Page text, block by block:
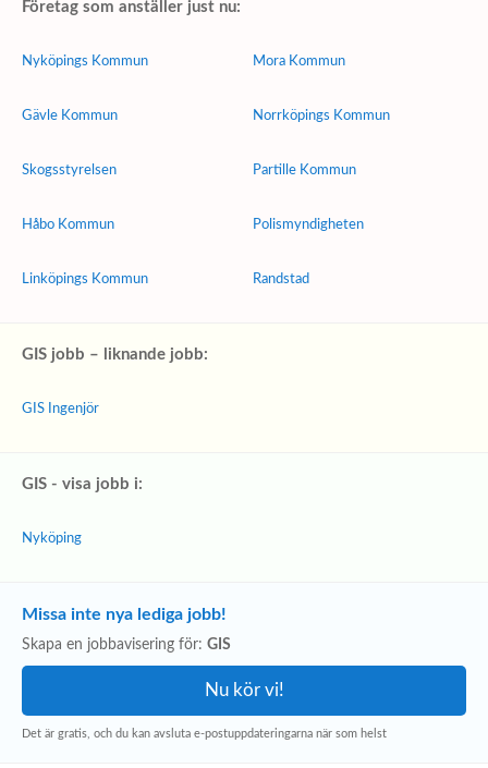
Företag som anställer just nu:
Nyköpings Kommun
Gävle Kommun
Skogsstyrelsen
Håbo Kommun
Linköpings Kommun
Mora Kommun
Norrköpings Kommun
Partille Kommun
Polismyndigheten
Randstad
GIS jobb – liknande jobb:
GIS Ingenjör
GIS - visa jobb i:
Nyköping
Missa inte nya lediga jobb!
Skapa en jobbavisering för: GIS
Det är gratis, och du kan avsluta e-postuppdateringarna när som helst